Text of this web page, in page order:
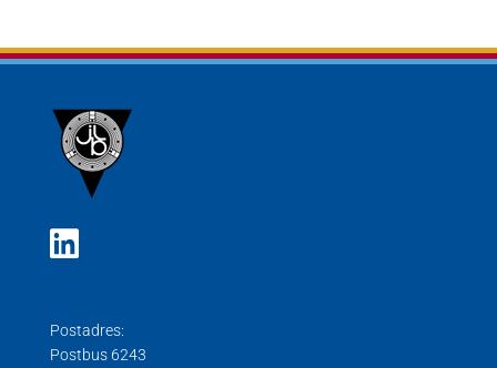
Postadres:
Postbus 6243